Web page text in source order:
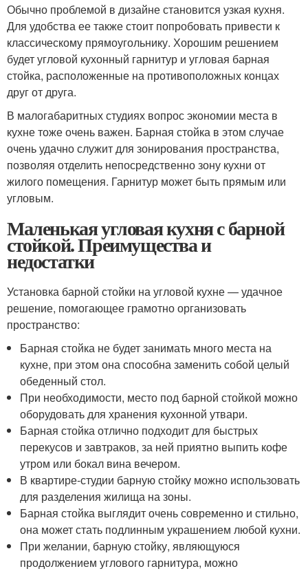
Обычно проблемой в дизайне становится узкая кухня.
Для удобства ее также стоит попробовать привести к
классическому прямоугольнику. Хорошим решением
будет угловой кухонный гарнитур и угловая барная
стойка, расположенные на противоположных концах
друг от друга.
В малогабаритных студиях вопрос экономии места в
кухне тоже очень важен. Барная стойка в этом случае
очень удачно служит для зонирования пространства,
позволяя отделить непосредственно зону кухни от
жилого помещения. Гарнитур может быть прямым или
угловым.
Маленькая угловая кухня с барной
стойкой. Преимущества и
недостатки
Установка барной стойки на угловой кухне — удачное
решение, помогающее грамотно организовать
пространство:
Барная стойка не будет занимать много места на
кухне, при этом она способна заменить собой целый
обеденный стол.
При необходимости, место под барной стойкой можно
оборудовать для хранения кухонной утвари.
Барная стойка отлично подходит для быстрых
перекусов и завтраков, за ней приятно выпить кофе
утром или бокал вина вечером.
В квартире-студии барную стойку можно использовать
для разделения жилища на зоны.
Барная стойка выглядит очень современно и стильно,
она может стать подлинным украшением любой кухни.
При желании, барную стойку, являющуюся
продолжением углового гарнитура, можно